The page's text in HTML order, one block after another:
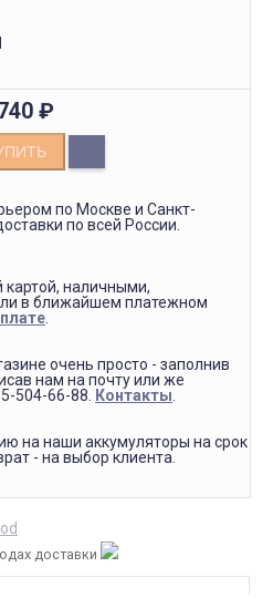
₽
по Москве и Санкт-
по всей России.
картой, наличными,
в ближайшем платежном
очень просто - заполнив
нам на почту или же
504-66-88.
Контакты
на наши аккумуляторы на срок
- на выбор клиента.
доставки